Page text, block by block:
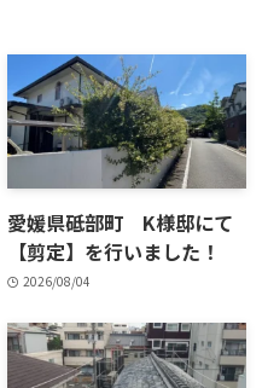
愛媛県砥部町 K様邸にて
【剪定】を行いました！
2026/08/04